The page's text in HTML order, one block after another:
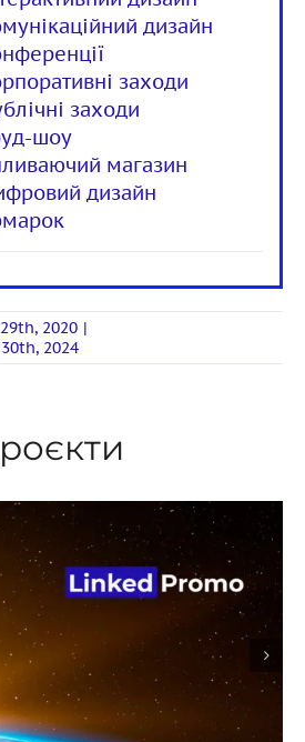
дизайн
заходи
заходи
шоу
магазин
дизайн
2020 |
2024
Linked Promo
LinkedIn